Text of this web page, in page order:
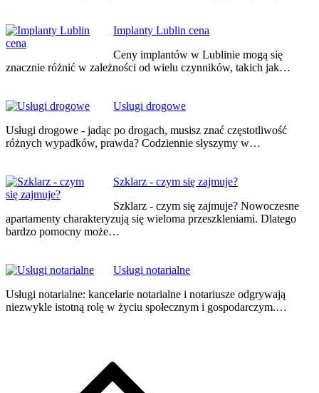
Implanty Lublin cena
Ceny implantów w Lublinie mogą się
znacznie różnić w zależności od wielu czynników, takich jak…
Usługi drogowe
Usługi drogowe - jadąc po drogach, musisz znać częstotliwość
różnych wypadków, prawda? Codziennie słyszymy w…
Szklarz - czym się zajmuje?
Szklarz - czym się zajmuje? Nowoczesne
apartamenty charakteryzują się wieloma przeszkleniami. Dlatego
bardzo pomocny może…
Usługi notarialne
Usługi notarialne: kancelarie notarialne i notariusze odgrywają
niezwykle istotną rolę w życiu społecznym i gospodarczym.…